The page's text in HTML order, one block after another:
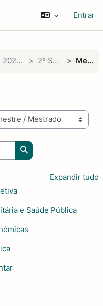
Entrar
2025-2026 2º Semestre Mestrado
Procurar unidades
Expandir tudo
e Saúde Pública